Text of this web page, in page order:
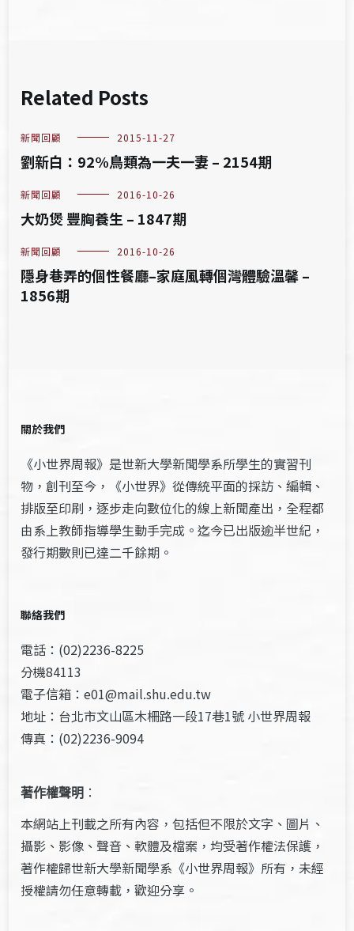
Related Posts
新聞回顧 2015-11-27
劉新白：92%鳥類為一夫一妻 – 2154期
新聞回顧 2016-10-26
大奶煲 豐胸養生 – 1847期
新聞回顧 2016-10-26
隱身巷弄的個性餐廳–家庭風轉個灣體驗溫馨 –
1856期
關於我們
《小世界周報》是世新大學新聞學系所學生的實習刊
物，創刊至今，《小世界》從傳統平面的採訪、編輯、
排版至印刷，逐步走向數位化的線上新聞產出，全程都
由系上教師指導學生動手完成。迄今已出版逾半世紀，
發行期數則已達二千餘期。
聯絡我們
電話：(02)2236-8225
分機84113
電子信箱：e01@mail.shu.edu.tw
地址：台北市文山區木柵路一段17巷1號 小世界周報
傳真：(02)2236-9094
著作權聲明 ：
本網站上刊載之所有內容，包括但不限於文字、圖片、
攝影、影像、聲音、軟體及檔案，均受著作權法保護，
著作權歸世新大學新聞學系《小世界周報》所有，未經
授權請勿任意轉載，歡迎分享。